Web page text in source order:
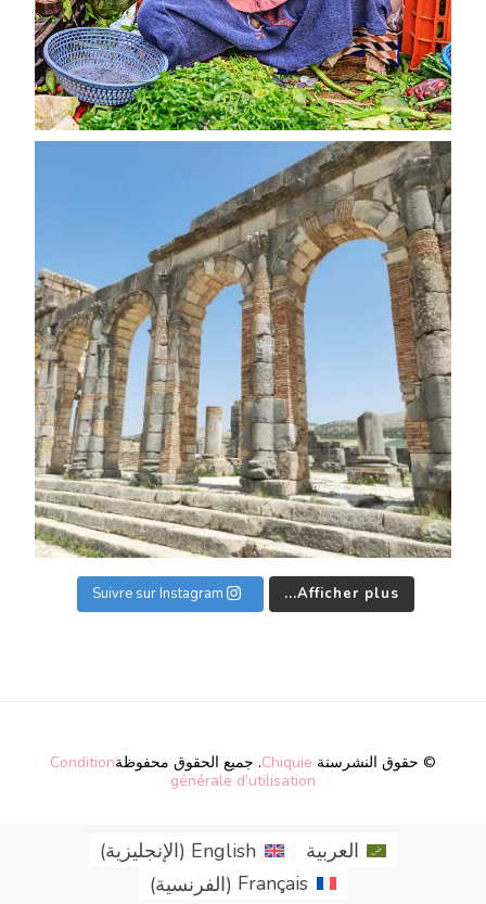
Afficher plus...
Suivre sur Instagram
© حقوق النشرسنة Chiquie. جميع الحقوق محفوظةCondition
générale d’utilisation
العربية English
(الإنجليزية)
Français
(الفرنسية)